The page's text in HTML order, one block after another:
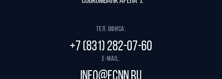
Тел. офиса:
+7 (831) 282-07-60
E-mail: